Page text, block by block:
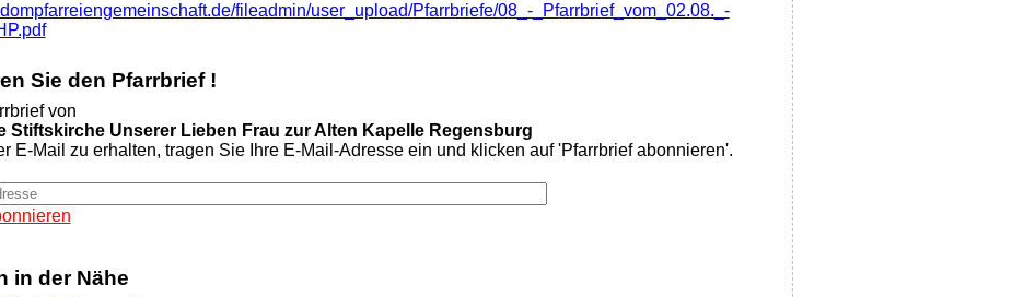
fileadmin/user_upload/Pfarrbriefe/08_-_Pfarrbrief_vom_02.08._-
Sie den Pfarrbrief !
von
Stiftskirche Unserer Lieben Frau zur Alten Kapelle Regensburg
E-Mail zu erhalten, tragen Sie Ihre E-Mail-Adresse ein und klicken auf 'Pfarrbrief abonnieren'.
in der Nähe